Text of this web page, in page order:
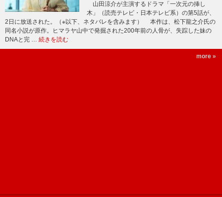
山田涼介が主演するドラマ「一次元の挿し
木」（読売テレビ・日本テレビ系）の第5話が、
2日に放送された。（※以下、ネタバレを含みます） 本作は、松下龍之介氏の
同名小説が原作。ヒマラヤ山中で発掘された200年前の人骨が、失踪した妹の
DNAと完 … 続きを読む
more »